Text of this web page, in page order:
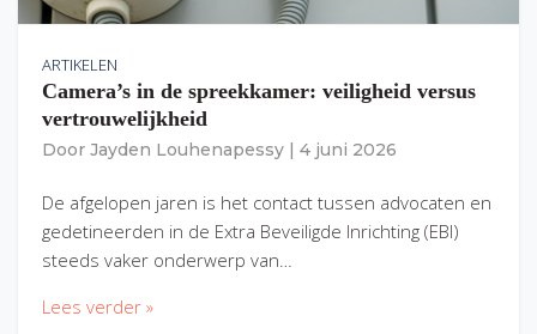
ARTIKELEN
Camera’s in de spreekkamer: veiligheid versus
vertrouwelijkheid
Door Jayden Louhenapessy 4 juni 2026
De afgelopen jaren is het contact tussen advocaten en
gedetineerden in de Extra Beveiligde Inrichting (EBI)
steeds vaker onderwerp van…
Lees verder »